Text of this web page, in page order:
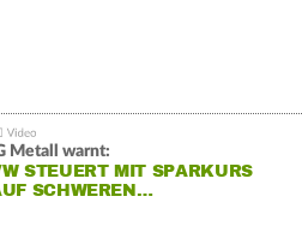
Metall warnt:
STEUERT MIT SPARKURS
SCHWEREN…